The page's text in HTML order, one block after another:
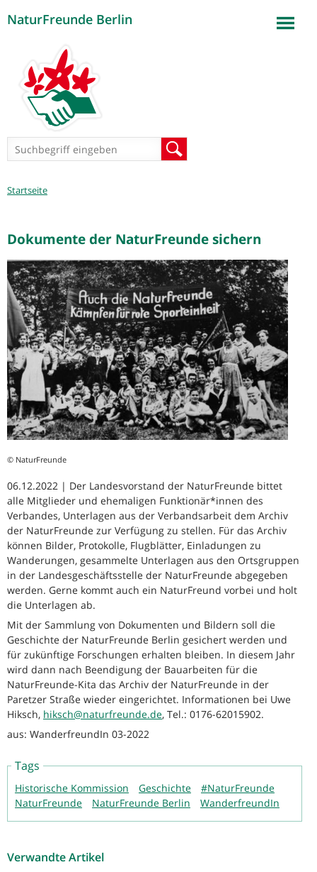
NaturFreunde Berlin
Suchformular
Sie
Startseite
Dokumente der NaturFreunde sichern
© NaturFreunde
06.12.2022 | Der Landesvorstand der NaturFreunde bittet
alle Mitglieder und ehemaligen Funktionär*innen des
Verbandes, Unterlagen aus der Verbandsarbeit dem Archiv
der NaturFreunde zur Verfügung zu stellen. Für das Archiv
können Bilder, Protokolle, Flugblätter, Einladungen zu
Wanderungen, gesammelte Unterlagen aus den Ortsgruppen
in der Landesgeschäftsstelle der NaturFreunde abgegeben
werden. Gerne kommt auch ein NaturFreund vorbei und holt
die Unterlagen ab.
Mit der Sammlung von Dokumenten und Bildern soll die
Geschichte der NaturFreunde Berlin gesichert werden und
für zukünftige Forschungen erhalten bleiben. In diesem Jahr
wird dann nach Beendigung der Bauarbeiten für die
NaturFreunde-Kita das Archiv der NaturFreunde in der
Paretzer Straße wieder eingerichtet. Informationen bei Uwe
Hiksch, hiksch@naturfreunde.de, Tel.: 0176-62015902.
aus: WanderfreundIn 03-2022
Tags
Historische Kommission Geschichte
#NaturFreunde
NaturFreunde
NaturFreunde Berlin WanderfreundIn
Verwandte Artikel